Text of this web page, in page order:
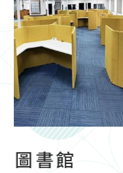
西屯區辦公室